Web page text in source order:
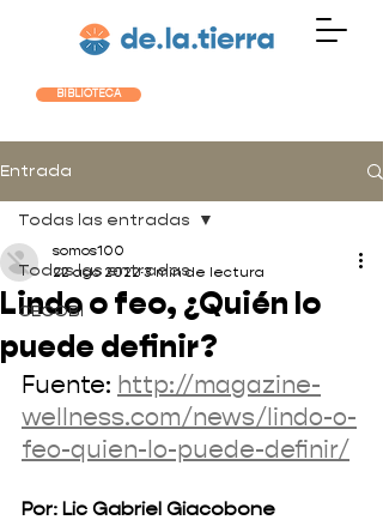
BIBLIOTECA
Entrada
Todas las entradas
CECOBI
Todas las entradas
Lindo o feo, ¿Quién lo
puede definir?
somos100
22 ago 2022 3 min de lectura
Fuente: http://magazine-
wellness.com/news/lindo-o-
feo-quien-lo-puede-definir/
Por: Lic Gabriel Giacobone